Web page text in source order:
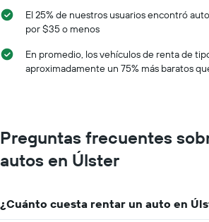
El 25% de nuestros usuarios encontró
por $35 o menos
En promedio, los vehículos de renta de
aproximadamente un 75% más baratos
Preguntas frecuentes
autos en Úlster
¿Cuánto cuesta rentar un auto en